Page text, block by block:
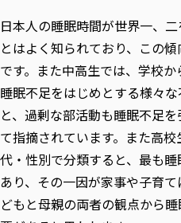
日本人の睡眠時間が世界一、
とはよく知られており、この
です。また中高生では、学校
睡眠不足をはじめとする様々
と、過剰な部活動も睡眠不足
て指摘されています。また高
代・性別で分類すると、最も
あり、その一因が家事や子育
どもと母親の両者の観点から